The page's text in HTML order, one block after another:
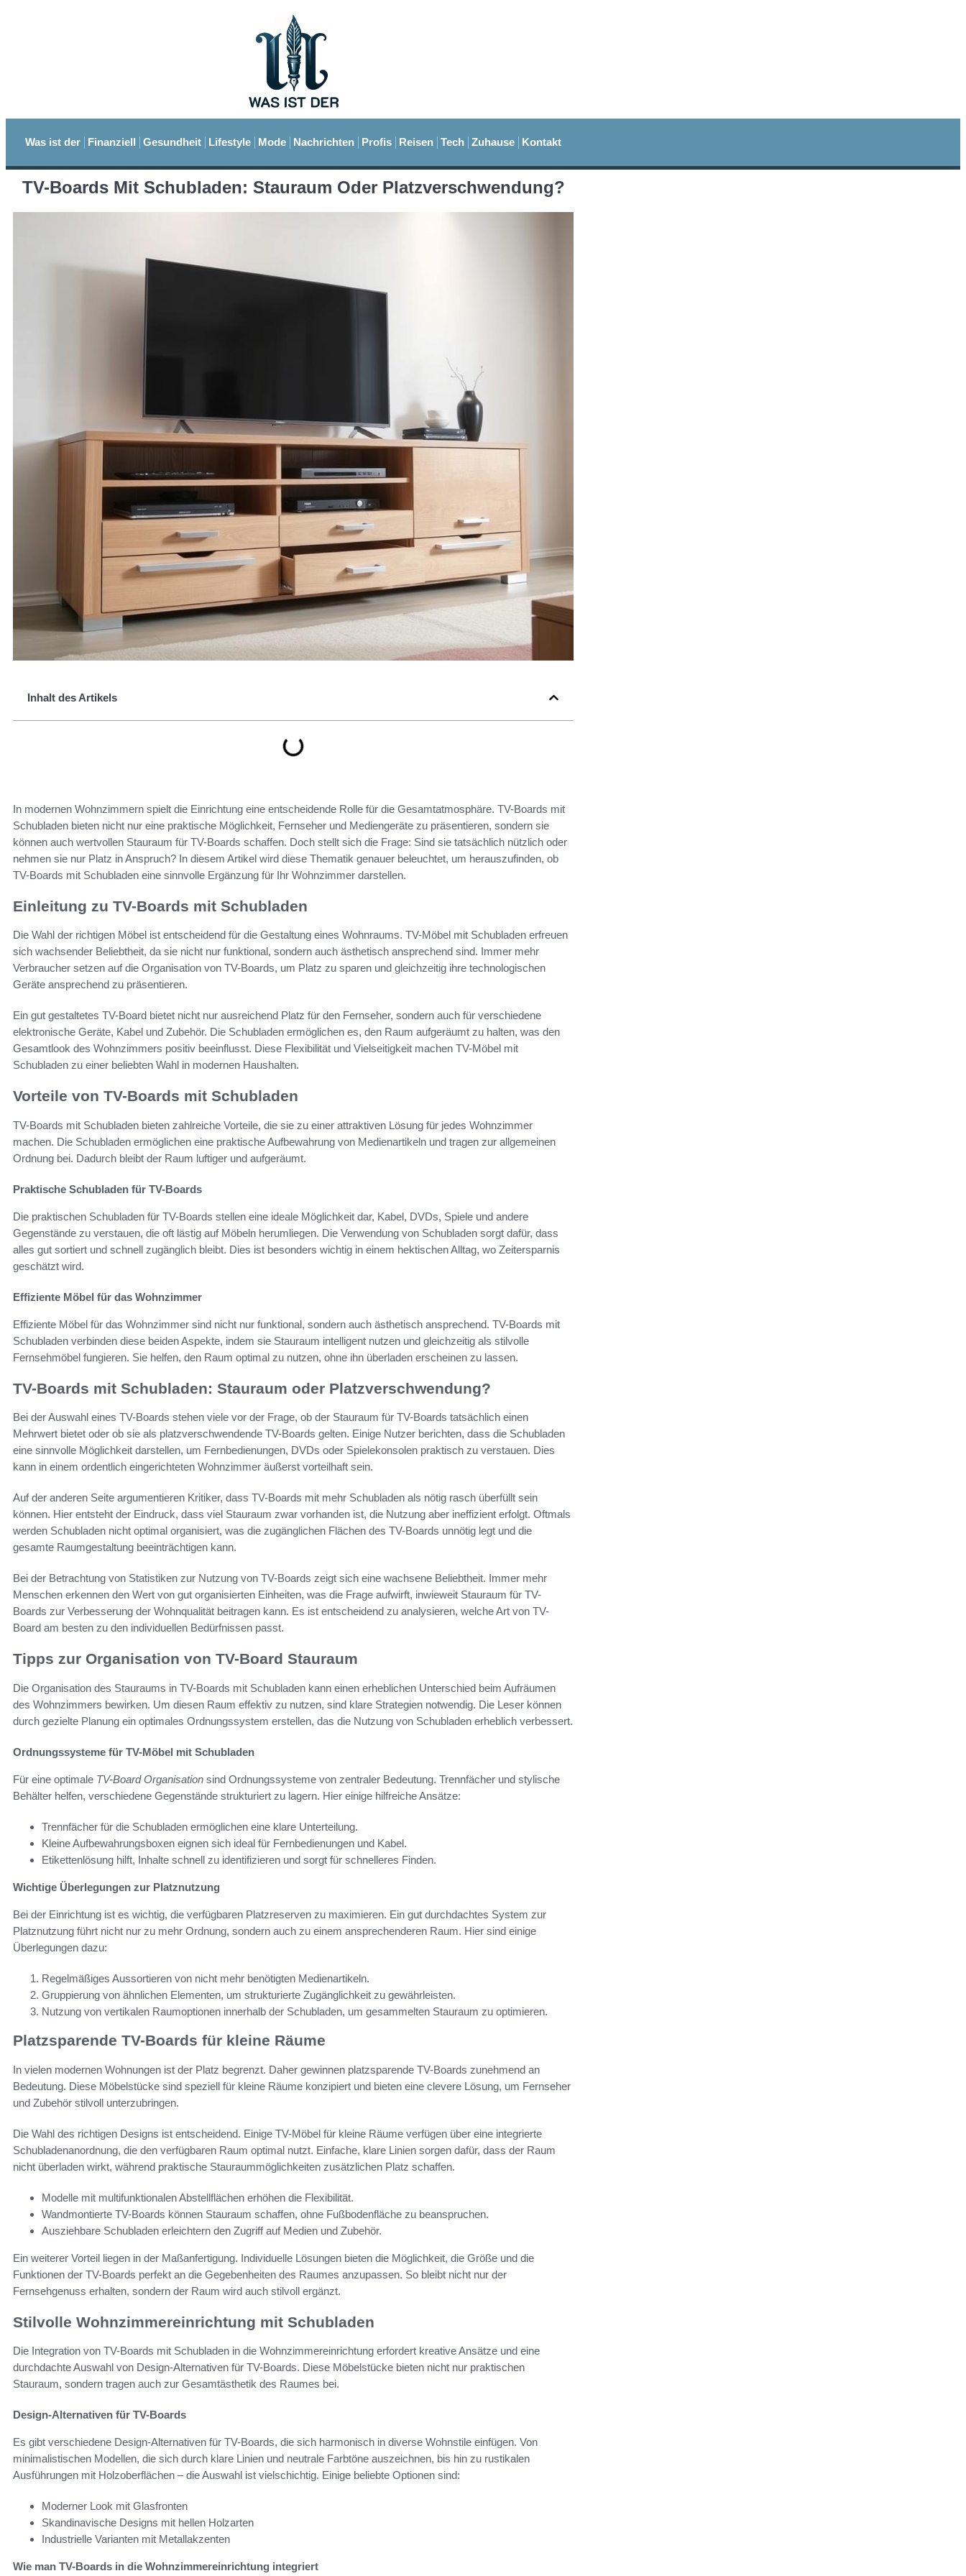
Was ist der Finanziell Gesundheit Lifestyle Mode Nachrichten Profis Reisen Tech Zuhause Kontakt
TV-Boards Mit Schubladen: Stauraum Oder Platzverschwendung?
Inhalt des Artikels
In modernen Wohnzimmern spielt die Einrichtung eine entscheidende Rolle für die Gesamtatmosphäre. TV-Boards mit
Schubladen bieten nicht nur eine praktische Möglichkeit, Fernseher und Mediengeräte zu präsentieren, sondern sie
können auch wertvollen Stauraum für TV-Boards schaffen. Doch stellt sich die Frage: Sind sie tatsächlich nützlich oder
nehmen sie nur Platz in Anspruch? In diesem Artikel wird diese Thematik genauer beleuchtet, um herauszufinden, ob
TV-Boards mit Schubladen eine sinnvolle Ergänzung für Ihr Wohnzimmer darstellen.
Einleitung zu TV-Boards mit Schubladen
Die Wahl der richtigen Möbel ist entscheidend für die Gestaltung eines Wohnraums. TV-Möbel mit Schubladen erfreuen
sich wachsender Beliebtheit, da sie nicht nur funktional, sondern auch ästhetisch ansprechend sind. Immer mehr
Verbraucher setzen auf die Organisation von TV-Boards, um Platz zu sparen und gleichzeitig ihre technologischen
Geräte ansprechend zu präsentieren.
Ein gut gestaltetes TV-Board bietet nicht nur ausreichend Platz für den Fernseher, sondern auch für verschiedene
elektronische Geräte, Kabel und Zubehör. Die Schubladen ermöglichen es, den Raum aufgeräumt zu halten, was den
Gesamtlook des Wohnzimmers positiv beeinflusst. Diese Flexibilität und Vielseitigkeit machen TV-Möbel mit
Schubladen zu einer beliebten Wahl in modernen Haushalten.
Vorteile von TV-Boards mit Schubladen
TV-Boards mit Schubladen bieten zahlreiche Vorteile, die sie zu einer attraktiven Lösung für jedes Wohnzimmer
machen. Die Schubladen ermöglichen eine praktische Aufbewahrung von Medienartikeln und tragen zur allgemeinen
Ordnung bei. Dadurch bleibt der Raum luftiger und aufgeräumt.
Praktische Schubladen für TV-Boards
Die praktischen Schubladen für TV-Boards stellen eine ideale Möglichkeit dar, Kabel, DVDs, Spiele und andere
Gegenstände zu verstauen, die oft lästig auf Möbeln herumliegen. Die Verwendung von Schubladen sorgt dafür, dass
alles gut sortiert und schnell zugänglich bleibt. Dies ist besonders wichtig in einem hektischen Alltag, wo Zeitersparnis
geschätzt wird.
Effiziente Möbel für das Wohnzimmer
Effiziente Möbel für das Wohnzimmer sind nicht nur funktional, sondern auch ästhetisch ansprechend. TV-Boards mit
Schubladen verbinden diese beiden Aspekte, indem sie Stauraum intelligent nutzen und gleichzeitig als stilvolle
Fernsehmöbel fungieren. Sie helfen, den Raum optimal zu nutzen, ohne ihn überladen erscheinen zu lassen.
TV-Boards mit Schubladen: Stauraum oder Platzverschwendung?
Bei der Auswahl eines TV-Boards stehen viele vor der Frage, ob der Stauraum für TV-Boards tatsächlich einen
Mehrwert bietet oder ob sie als platzverschwendende TV-Boards gelten. Einige Nutzer berichten, dass die Schubladen
eine sinnvolle Möglichkeit darstellen, um Fernbedienungen, DVDs oder Spielekonsolen praktisch zu verstauen. Dies
kann in einem ordentlich eingerichteten Wohnzimmer äußerst vorteilhaft sein.
Auf der anderen Seite argumentieren Kritiker, dass TV-Boards mit mehr Schubladen als nötig rasch überfüllt sein
können. Hier entsteht der Eindruck, dass viel Stauraum zwar vorhanden ist, die Nutzung aber ineffizient erfolgt. Oftmals
werden Schubladen nicht optimal organisiert, was die zugänglichen Flächen des TV-Boards unnötig legt und die
gesamte Raumgestaltung beeinträchtigen kann.
Bei der Betrachtung von Statistiken zur Nutzung von TV-Boards zeigt sich eine wachsene Beliebtheit. Immer mehr
Menschen erkennen den Wert von gut organisierten Einheiten, was die Frage aufwirft, inwieweit Stauraum für TV-
Boards zur Verbesserung der Wohnqualität beitragen kann. Es ist entscheidend zu analysieren, welche Art von TV-
Board am besten zu den individuellen Bedürfnissen passt.
Tipps zur Organisation von TV-Board Stauraum
Die Organisation des Stauraums in TV-Boards mit Schubladen kann einen erheblichen Unterschied beim Aufräumen
des Wohnzimmers bewirken. Um diesen Raum effektiv zu nutzen, sind klare Strategien notwendig. Die Leser können
durch gezielte Planung ein optimales Ordnungssystem erstellen, das die Nutzung von Schubladen erheblich verbessert.
Ordnungssysteme für TV-Möbel mit Schubladen
Für eine optimale TV-Board Organisation sind Ordnungssysteme von zentraler Bedeutung. Trennfächer und stylische
Behälter helfen, verschiedene Gegenstände strukturiert zu lagern. Hier einige hilfreiche Ansätze:
Trennfächer für die Schubladen ermöglichen eine klare Unterteilung.
Kleine Aufbewahrungsboxen eignen sich ideal für Fernbedienungen und Kabel.
Etikettenlösung hilft, Inhalte schnell zu identifizieren und sorgt für schnelleres Finden.
Wichtige Überlegungen zur Platznutzung
Bei der Einrichtung ist es wichtig, die verfügbaren Platzreserven zu maximieren. Ein gut durchdachtes System zur
Platznutzung führt nicht nur zu mehr Ordnung, sondern auch zu einem ansprechenderen Raum. Hier sind einige
Überlegungen dazu:
Regelmäßiges Aussortieren von nicht mehr benötigten Medienartikeln.
Gruppierung von ähnlichen Elementen, um strukturierte Zugänglichkeit zu gewährleisten.
Nutzung von vertikalen Raumoptionen innerhalb der Schubladen, um gesammelten Stauraum zu optimieren.
Platzsparende TV-Boards für kleine Räume
In vielen modernen Wohnungen ist der Platz begrenzt. Daher gewinnen platzsparende TV-Boards zunehmend an
Bedeutung. Diese Möbelstücke sind speziell für kleine Räume konzipiert und bieten eine clevere Lösung, um Fernseher
und Zubehör stilvoll unterzubringen.
Die Wahl des richtigen Designs ist entscheidend. Einige TV-Möbel für kleine Räume verfügen über eine integrierte
Schubladenanordnung, die den verfügbaren Raum optimal nutzt. Einfache, klare Linien sorgen dafür, dass der Raum
nicht überladen wirkt, während praktische Stauraummöglichkeiten zusätzlichen Platz schaffen.
Modelle mit multifunktionalen Abstellflächen erhöhen die Flexibilität.
Wandmontierte TV-Boards können Stauraum schaffen, ohne Fußbodenfläche zu beanspruchen.
Ausziehbare Schubladen erleichtern den Zugriff auf Medien und Zubehör.
Ein weiterer Vorteil liegen in der Maßanfertigung. Individuelle Lösungen bieten die Möglichkeit, die Größe und die
Funktionen der TV-Boards perfekt an die Gegebenheiten des Raumes anzupassen. So bleibt nicht nur der
Fernsehgenuss erhalten, sondern der Raum wird auch stilvoll ergänzt.
Stilvolle Wohnzimmereinrichtung mit Schubladen
Die Integration von TV-Boards mit Schubladen in die Wohnzimmereinrichtung erfordert kreative Ansätze und eine
durchdachte Auswahl von Design-Alternativen für TV-Boards. Diese Möbelstücke bieten nicht nur praktischen
Stauraum, sondern tragen auch zur Gesamtästhetik des Raumes bei.
Design-Alternativen für TV-Boards
Es gibt verschiedene Design-Alternativen für TV-Boards, die sich harmonisch in diverse Wohnstile einfügen. Von
minimalistischen Modellen, die sich durch klare Linien und neutrale Farbtöne auszeichnen, bis hin zu rustikalen
Ausführungen mit Holzoberflächen – die Auswahl ist vielschichtig. Einige beliebte Optionen sind:
Moderner Look mit Glasfronten
Skandinavische Designs mit hellen Holzarten
Industrielle Varianten mit Metallakzenten
Wie man TV-Boards in die Wohnzimmereinrichtung integriert